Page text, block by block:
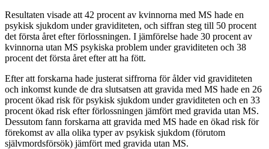
Resultaten visade att 42 procent av kvinnorna med MS hade en
psykisk sjukdom under graviditeten, och siffran steg till 50 procent
det första året efter förlossningen. I jämförelse hade 30 procent av
kvinnorna utan MS psykiska problem under graviditeten och 38
procent det första året efter att ha fött.
Efter att forskarna hade justerat siffrorna för ålder vid graviditeten
och inkomst kunde de dra slutsatsen att gravida med MS hade en 26
procent ökad risk för psykisk sjukdom under graviditeten och en 33
procent ökad risk efter förlossningen jämfört med gravida utan MS.
Dessutom fann forskarna att gravida med MS hade en ökad risk för
förekomst av alla olika typer av psykisk sjukdom (förutom
självmordsförsök) jämfört med gravida utan MS.